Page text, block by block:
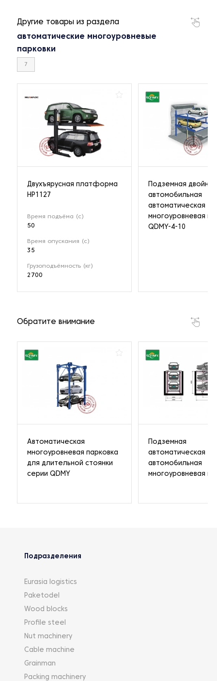
Другие товары из раздела
автоматические многоуровневые
парковки
7
Двухъярусная платформа
HP1127
Время подъёма (с)
50
Время опускания (с)
35
Грузоподъёмность (кг)
2700
Подземная двойная
автомобильная
автоматическая
многоуровневая
QDMY-4-10
Обратите внимание
Автоматическая
многоуровневая парковка
для длительной стоянки
серии QDMY
Подземная
автоматическая
автомобильная
многоуровневая
Подразделения
Eurasia logistics
Paketodel
Wood blocks
Profile steel
Nut machinery
Cable machine
Grainman
Packing machinery